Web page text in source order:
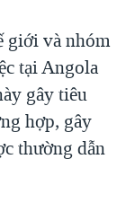
giới và nhóm
tại Angola
gây tiêu
hợp, gây
thường dẫn